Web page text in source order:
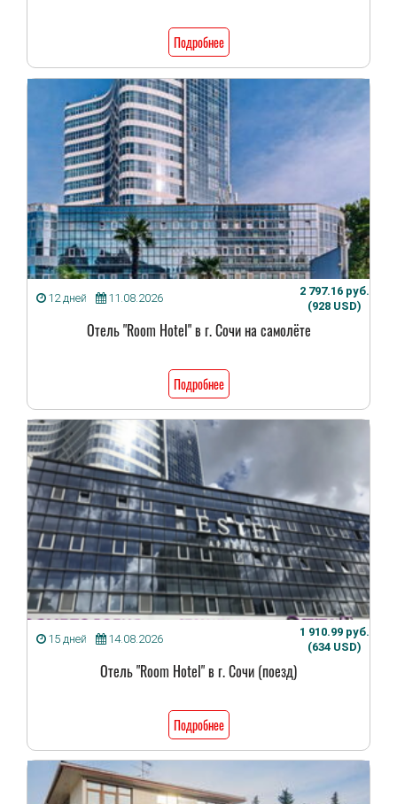
Подробнее
12 дней 11.08.2026
2 797.16 руб.
(928 USD)
Отель "Room Hotel" в г. Сочи на самолёте
Подробнее
15 дней 14.08.2026
1 910.99 руб.
(634 USD)
Отель "Room Hotel" в г. Сочи (поезд)
Подробнее